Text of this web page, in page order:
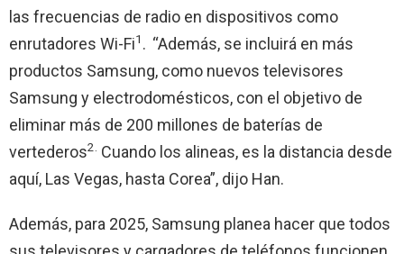
las frecuencias de radio en dispositivos como
enrutadores Wi-Fi1 . “Además, se incluirá en más
productos Samsung, como nuevos televisores
Samsung y electrodomésticos, con el objetivo de
eliminar más de 200 millones de baterías de
vertederos2.
Cuando los alineas, es la distancia desde
aquí, Las Vegas, hasta Corea”, dijo Han.
Además, para 2025, Samsung planea hacer que todos